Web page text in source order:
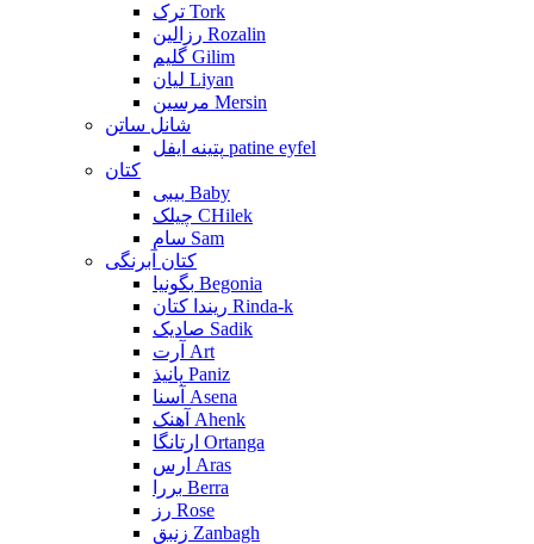
ترک Tork
رزالین Rozalin
گلیم Gilim
لیان Liyan
مرسین Mersin
شانل ساتن
پتینه ایفل patine eyfel
کتان
بیبی Baby
چیلک CHilek
سام Sam
کتان آبرنگی
بگونیا Begonia
ریندا کتان Rinda-k
صادیک Sadik
آرت Art
پانیذ Paniz
آسنا Asena
آهنک Ahenk
ارتانگا Ortanga
ارس Aras
بررا Berra
رز Rose
زنبق Zanbagh